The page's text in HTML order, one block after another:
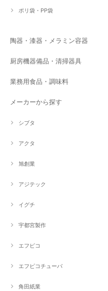
ポリ袋・PP袋
陶器・漆器・メラミン容器
厨房機器備品・清掃器具
業務用食品・調味料
メーカーから探す
シブタ
アクタ
旭創業
アジテック
イグチ
宇都宮製作
エフピコ
エフピコチューパ
角田紙業